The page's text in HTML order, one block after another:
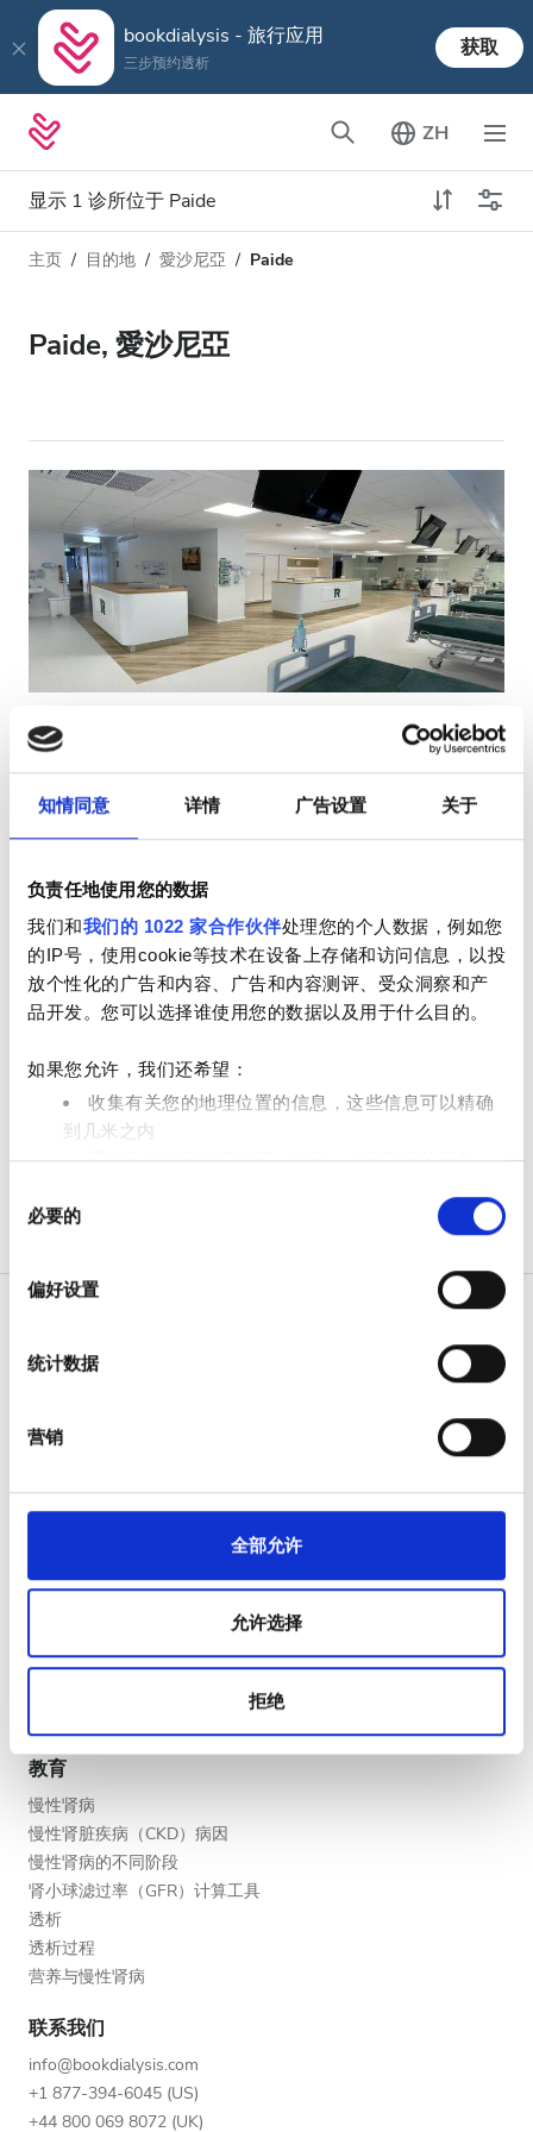
知情同意 详情 广告设置 关于
负责任地使用您的数据
我们和我们的 1022 家合作伙伴处理您的个人数据，例如您
的IP号，使用cookie等技术在设备上存储和访问信息，以投
放个性化的广告和内容、广告和内容测评、受众洞察和产
品开发。您可以选择谁使用您的数据以及用于什么目的。
如果您允许，我们还希望：
收集有关您的地理位置的信息，这些信息可以精确
到几米之内
通过主动扫描特定特征（指纹）来识别您的设备
查找有关您的个人数据如何处理的更多信息，
并设置您的首选项。您可随时从Cookie声明中更改或撤回
我们使用 Cookie 来制作贴合用户需求的内容与广告、提供
体、广告和分析合作伙伴分享您对我们网站的使用情况，
择
必要的
偏好设置
统计数据
营销
全部允许
允许选择
拒绝
bookdialysis - 旅行应用
三步预约透析
获取
ZH
显示 1 诊所位于 Paide
透析类型
所有透析
HIV患者
乙型肝炎患者
丙型肝炎患者
设施
小吃
免费WiFi
电视屏幕
免费停车
0 - 100 欧元
100 - 200 欧元
300+ 欧元
上午
深夜
评分
好
非常好
优秀
距离
主页 目的地 愛沙尼亞 Paide
Paide, 愛沙尼亞
Paide Clinic
Paide, 愛沙尼亞
1.03 距离市中心公里数
每次治疗
透析HD €326.78
透析HDF €326.78
预订
如何运作
团体咨询
旅行透析博客
医疗服务提供者
将您的诊所列入名单
教育
慢性肾病
慢性肾脏疾病（CKD）病因
慢性肾病的不同阶段
肾小球滤过率（GFR）计算工具
透析
透析过程
营养与慢性肾病
联系我们
info@bookdialysis.com
+1 877-394-6045 (US)
+44 800 069 8072 (UK)